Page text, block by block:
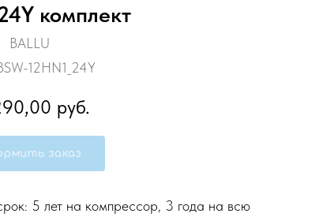
комплект
BALLU
12HN1_24Y
руб.
заказ
5 лет на компрессор, 3 года на всю